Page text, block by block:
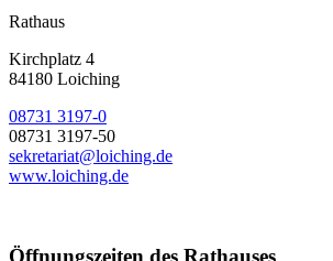
Rathaus
Kirchplatz 4
84180 Loiching
08731 3197-0
08731 3197-50
sekretariat@loiching.de
www.loiching.de
Öffnungszeiten des Rathauses